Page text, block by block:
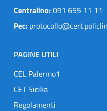
Centralino:091 655 11 11
Pec:
PAGINE UTILI
CEL Palermo1
CET Sicilia
Regolamenti